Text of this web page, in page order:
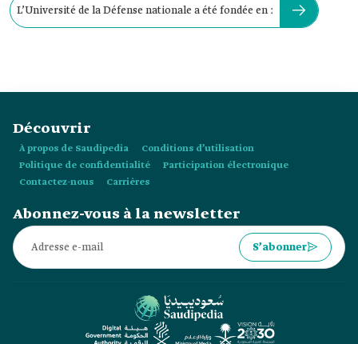
L’Université de la Défense nationale a été fondée en :
Découvrir
À propos de Saudipedia
Conditions d’utilisation
Politique de confidentialité
Participation électronique
Contactez-nous
Carrières
Abonnez-vous à la newsletter
S’abonner